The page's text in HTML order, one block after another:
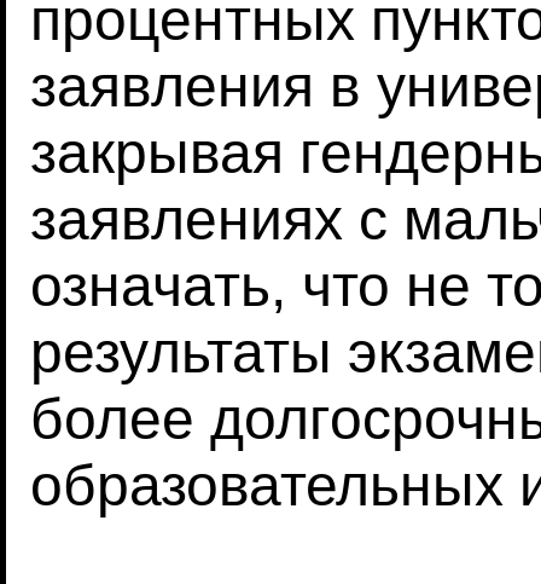
процентных
заявления в
закрывая
заявлениях с
означать, что не
результаты
более
образовательных